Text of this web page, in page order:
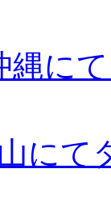
に
にて